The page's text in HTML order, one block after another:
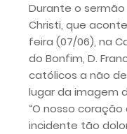
Durante o sermão
Christi, que
feira (07/06), na
do Bonfim, D.
católicos a não
lugar da imagem
“O nosso
incidente tão